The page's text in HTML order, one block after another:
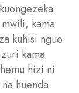
kama
kuhisi nguo
kama
hizi ni
huenda